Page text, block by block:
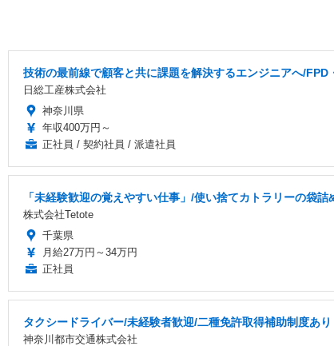
技術の最前線で顧客と共に課題を解決するエンジニアへ/
日総工産株式会社
神奈川県
年収400万円～
正社員 / 契約社員 / 派遣社員
「未経験歓迎の覚えやすい仕事」/使い捨てカトラリーの袋
株式会社Tetote
千葉県
月給27万円～34万円
正社員
タクシードライバー/未経験者歓迎/二種免許取得補助制度あり
神奈川都市交通株式会社